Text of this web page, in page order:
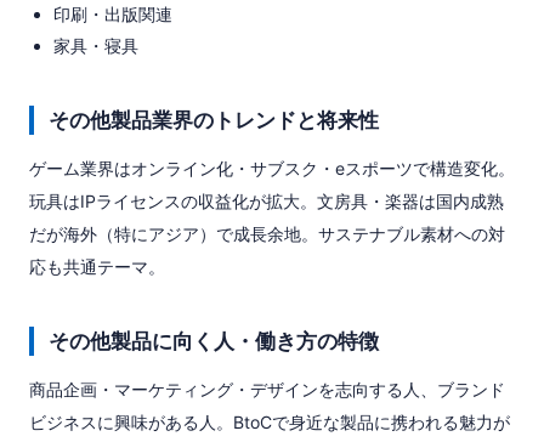
印刷・出版関連
家具・寝具
その他製品業界のトレンドと将来性
ゲーム業界はオンライン化・サブスク・eスポーツで構造変化。
玩具はIPライセンスの収益化が拡大。文房具・楽器は国内成熟
だが海外（特にアジア）で成長余地。サステナブル素材への対
応も共通テーマ。
その他製品に向く人・働き方の特徴
商品企画・マーケティング・デザインを志向する人、ブランド
ビジネスに興味がある人。BtoCで身近な製品に携われる魅力が